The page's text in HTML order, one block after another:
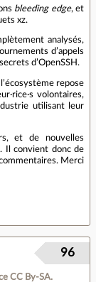
bleeding edge, et
xz.
analysés,
d’appels
d’OpenSSH.
repose
volontaires,
utilisant leur
et de nouvelles
Il convient donc de
Merci
CC By‑SA.
96